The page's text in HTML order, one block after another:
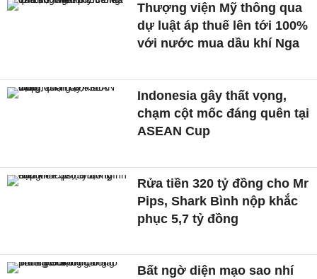
Thượng viện Mỹ thông qua
dự luật áp thuế lên tới 100%
với nước mua dầu khí Nga
Indonesia gây thất vọng,
chạm cột mốc đáng quên tại
ASEAN Cup
Rửa tiền 320 tỷ đồng cho Mr
Pips, Shark Bình nộp khắc
phục 5,7 tỷ đồng
Bất ngờ diện mạo sao nhí